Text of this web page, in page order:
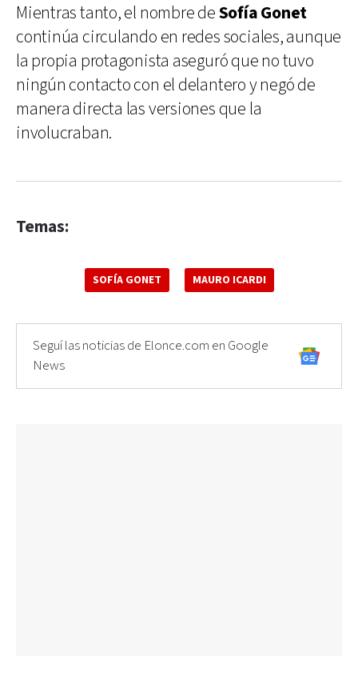
Mientras tanto, el nombre deSofía Gonet
continúa circulando en redes sociales, aunque
la propia protagonista aseguró que no tuvo
ningún contacto con el delantero y negó de
manera directa las versiones que la
involucraban.
Temas:
SOFÍA GONET MAURO ICARDI
Seguí las noticias de Elonce.com en Google
News